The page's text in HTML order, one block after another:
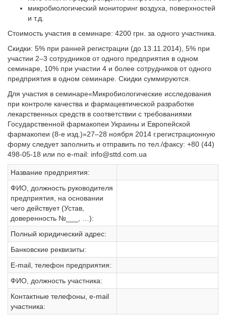
микробиологический мониторинг воздуха, поверхностей
и т.д.
Стоимость участия в семинаре: 4200 грн. за одного участника.
Скидки: 5% при ранней регистрации (до 13.11.2014), 5% при
участии 2–3 сотрудников от одного предприятия в одном
семинаре, 10% при участии 4 и более сотрудников от одного
предприятия в одном семинаре. Скидки суммируются.
Для участия в семинаре«Микробиологические исследования
при контроле качества и фармацевтической разработке
лекарственных средств в соответствии с требованиями
Государственной фармакопеи Украины и Европейской
фармакопеи (8-е изд.)»27–28 ноября 2014 г.регистрационную
форму следует заполнить и отправить по тел./факсу: +80 (44)
498-05-18 или по e-mail: info@sttd.com.ua
Название предприятия:
ФИО, должность руководителя
предприятия, на основании
чего действует (Устав,
доверенность №___, …):
Полный юридический адрес:
Банковские реквизиты:
Е-mail, телефон предприятия:
ФИО, должность участника:
Контактные телефоны, е-mail
участника: